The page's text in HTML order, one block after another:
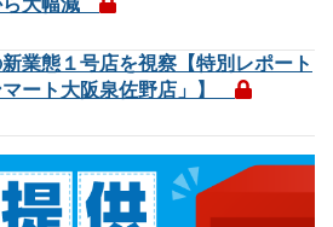
業態１号店を視察【特別レポート
マート大阪泉佐野店」】